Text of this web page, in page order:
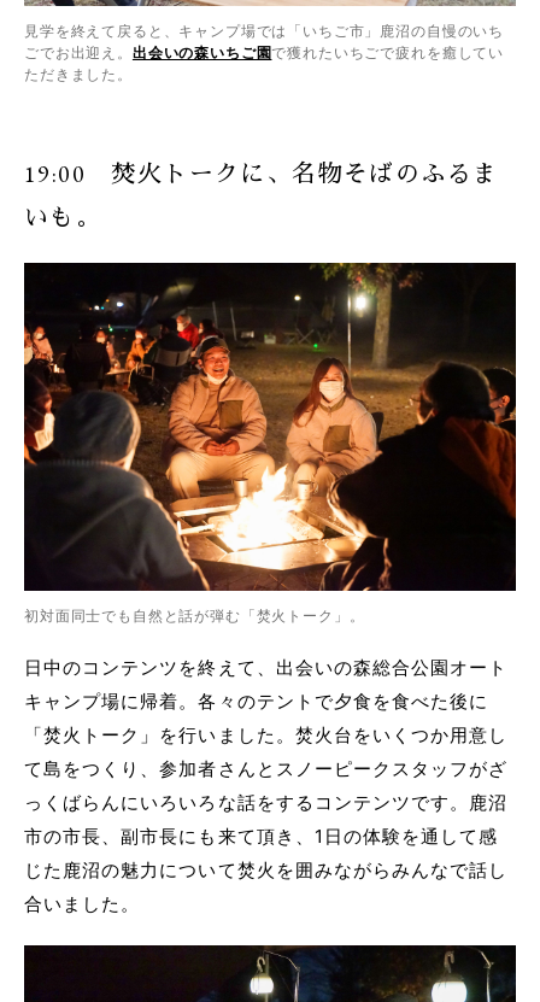
見学を終えて戻ると、キャンプ場では「いちご市」鹿沼の自慢のいち
ごでお出迎え。 出会いの森いちご園で獲れたいちごで疲れを癒してい
ただきました。
19:00 焚火トークに、名物そばのふるま
いも。
初対面同士でも自然と話が弾む「焚火トーク」。
日中のコンテンツを終えて、出会いの森総合公園オート
キャンプ場に帰着。各々のテントで夕食を食べた後に
「焚火トーク」を行いました。焚火台をいくつか用意し
て島をつくり、参加者さんとスノーピークスタッフがざ
っくばらんにいろいろな話をするコンテンツです。鹿沼
市の市長、副市長にも来て頂き、1日の体験を通して感
じた鹿沼の魅力について焚火を囲みながらみんなで話し
合いました。